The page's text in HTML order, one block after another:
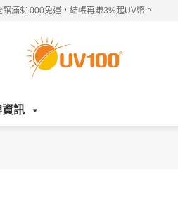
館滿$1000免運，結帳再賺3%起UV幣。
資訊